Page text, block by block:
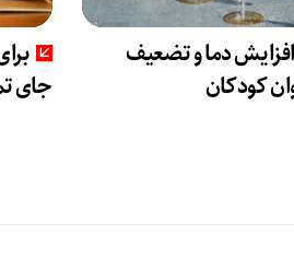
افزایش دما و تضعیف
کودکان
جای